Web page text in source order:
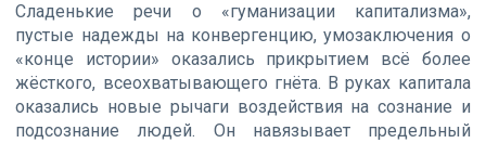
Сладенькие речи о «гуманизации капитализма»,
пустые надежды на конвергенцию, умозаключения о
«конце истории» оказались прикрытием всё более
жёсткого, всеохватывающего гнёта. В руках капитала
оказались новые рычаги воздействия на сознание и
подсознание людей. Он навязывает предельный